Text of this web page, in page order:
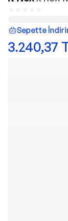
Sepette
3.240,37